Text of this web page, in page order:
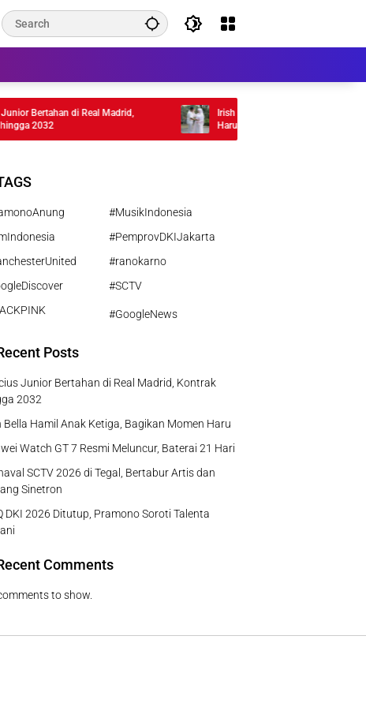
Bertahan di Real Madrid,
2032
Irish Bella Hamil Anak Ketiga, Bagikan
Haru
#MusikIndonesia
#PemprovDKIJakarta
#ranokarno
#SCTV
#GoogleNews
Posts
Junior Bertahan di Real Madrid, Kontrak
2032
Bella Hamil Anak Ketiga, Bagikan Momen Haru
Watch GT 7 Resmi Meluncur, Baterai 21 Hari
SCTV 2026 di Tegal, Bertabur Artis dan
Sinetron
DKI 2026 Ditutup, Pramono Soroti Talenta
Comments
to show.